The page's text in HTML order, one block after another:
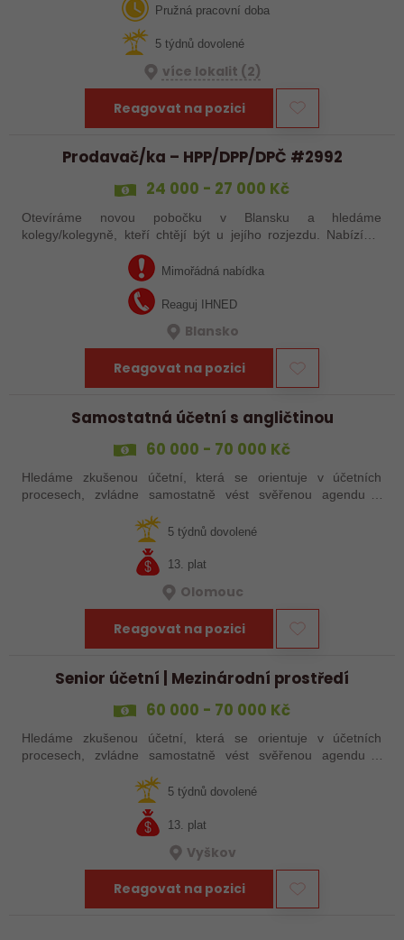
Pružná pracovní doba
5 týdnů dovolené
více lokalit (2)
Reagovat na pozici
Prodavač/ka – HPP/DPP/DPČ #2992
24 000 - 27 000 Kč
Otevíráme novou pobočku v Blansku a hledáme
kolegy/kolegyně, kteří chtějí být u jejího rozjezdu. Nabízíme
práci s pouze 15 pracovními dny v měsíci, případně brigádu
dle tvých časových možností. Mzda…
Mimořádná nabídka
Reaguj IHNED
Blansko
Reagovat na pozici
Samostatná účetní s angličtinou
60 000 - 70 000 Kč
Hledáme zkušenou účetní, která se orientuje v účetních
procesech, zvládne samostatně vést svěřenou agendu a
5 týdnů dovolené
13. plat
Olomouc
Reagovat na pozici
Senior účetní | Mezinárodní prostředí
60 000 - 70 000 Kč
Hledáme zkušenou účetní, která se orientuje v účetních
procesech, zvládne samostatně vést svěřenou agendu a
5 týdnů dovolené
13. plat
Vyškov
Reagovat na pozici